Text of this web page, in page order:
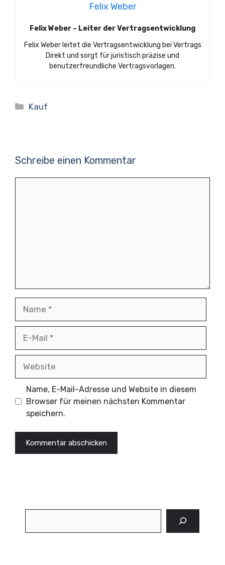
Felix Weber
Felix Weber – Leiter der Vertragsentwicklung
Felix Weber leitet die Vertragsentwicklung bei Vertrags
Direkt und sorgt für juristisch präzise und
benutzerfreundliche Vertragsvorlagen.
Kategorien
Kauf
Schreibe einen Kommentar
Mail
Name, E-Mail-Adresse und Website in diesem
Browser für meinen nächsten Kommentar
speichern.